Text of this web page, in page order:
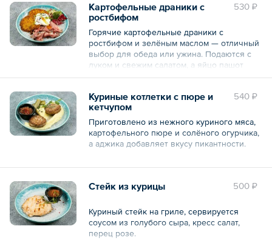
530 ₽
Картофельные драники с
ростбифом
Горячие картофельные драники с
ростбифом и зелёным маслом — отличный
выбор для обеда или ужина. Подаются с
луком и свежим салатом, а яйцо пашот
добавляет блюду изысканности.
Общий вес – 283 г
540 ₽
Куриные котлетки с пюре и
кетчупом
Приготовлено из нежного куриного мяса,
картофельного пюре и солёного огурчика,
а аджика добавляет вкусу пикантности.
Общий вес – 383 г
500 ₽
Стейк из курицы
Куриный стейк на гриле, сервируется
соусом из голубого сыра, кресс салат,
перец розе.